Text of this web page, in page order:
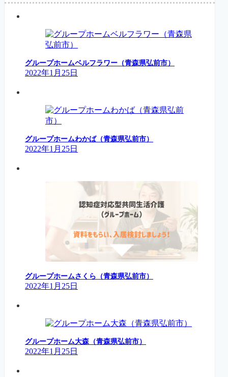
グループホームベルフラワー（青森県弘前市）
2022年1月25日
グループホームわかば（青森県弘前市）
2022年1月25日
グループホームさくら（青森県弘前市）
2022年1月25日
グループホーム大森（青森県弘前市）
2022年1月25日